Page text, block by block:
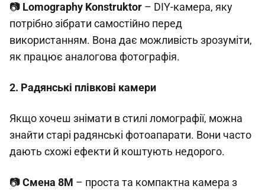
📷 Lomography Konstruktor – DIY-камера, яку
потрібно зібрати самостійно перед
використанням. Вона дає можливість зрозуміти,
як працює аналогова фотографія.
2. Радянські плівкові камери
Якщо хочеш знімати в стилі ломографії, можна
знайти старі радянські фотоапарати. Вони часто
дають схожі ефекти й коштують недорого.
📷Смена 8М – проста та компактна камера з